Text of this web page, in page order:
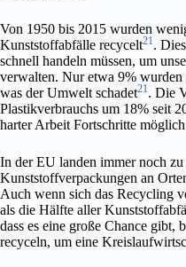
Von 1950 bis 2015 wurden
Kunststoffabfälle recycelt21.
schnell handeln müssen, um
verwalten. Nur etwa 9%
was der Umwelt schadet21. Die
Plastikverbrauchs um 18% seit
harter Arbeit Fortschritte
In der EU landen immer noch
Kunststoffverpackungen an
Auch wenn sich das Recycling
als die Hälfte aller
dass es eine große Chance gibt,
recyceln, um eine